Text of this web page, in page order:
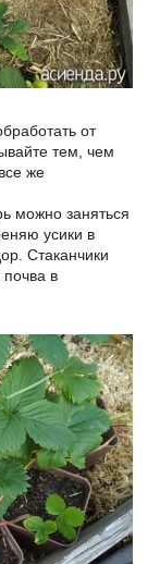
от
тем, чем
же
можно заняться
усики в
Стаканчики
в